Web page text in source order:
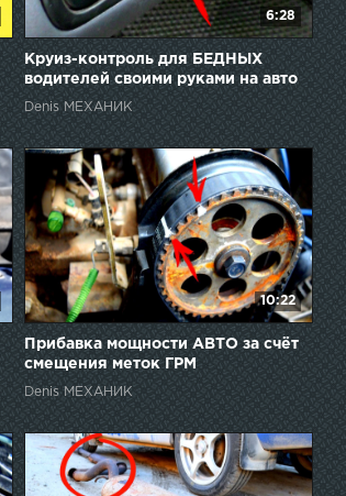
6:28
Круиз-контроль для БЕДНЫХ
водителей своими руками на авто
Denis МЕХАНИК
10:22
Прибавка мощности АВТО за счёт
смещения меток ГРМ
Denis МЕХАНИК